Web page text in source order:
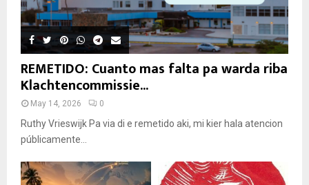
REMETIDO: Cuanto mas falta pa warda riba
Klachtencommissie...
May 14, 2026 0
Ruthy Vrieswijk Pa via di e remetido aki, mi kier hala atencion
públicamente...